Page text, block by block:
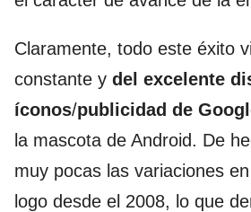
Claramente, todo este éxito
constante y del excelente
íconos/publicidad de
la mascota de Android. De
muy pocas las variaciones
logo desde el 2008, lo que